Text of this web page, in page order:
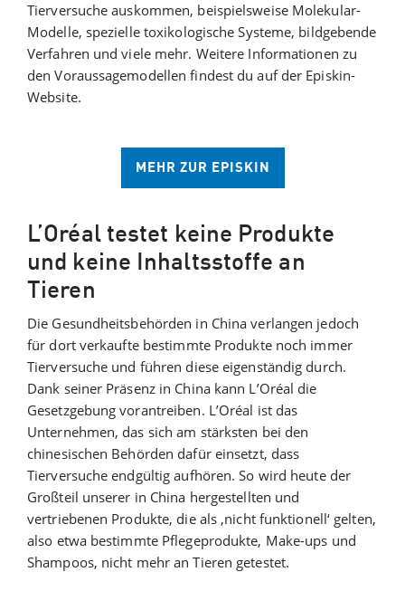
Tierversuche auskommen, beispielsweise Molekular-
Modelle, spezielle toxikologische Systeme, bildgebende
Verfahren und viele mehr. Weitere Informationen zu
den Voraussagemodellen findest du auf der Episkin-
Website.
MEHR ZUR EPISKIN
L’Oréal testet keine Produkte
und keine Inhaltsstoffe an
Tieren
Die Gesundheitsbehörden in China verlangen jedoch
für dort verkaufte bestimmte Produkte noch immer
Tierversuche und führen diese eigenständig durch.
Dank seiner Präsenz in China kann L’Oréal die
Gesetzgebung vorantreiben. L’Oréal ist das
Unternehmen, das sich am stärksten bei den
chinesischen Behörden dafür einsetzt, dass
Tierversuche endgültig aufhören. So wird heute der
Großteil unserer in China hergestellten und
vertriebenen Produkte, die als ‚nicht funktionell‘ gelten,
also etwa bestimmte Pflegeprodukte, Make-ups und
Shampoos, nicht mehr an Tieren getestet.